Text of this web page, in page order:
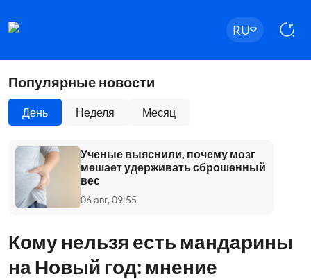
RU
Популярные новости
День Неделя Месяц
Ученые выяснили, почему мозг
мешает удерживать сброшенный
вес
06 авг, 09:55
Кому нельзя есть мандарины
на Новый год: мнение